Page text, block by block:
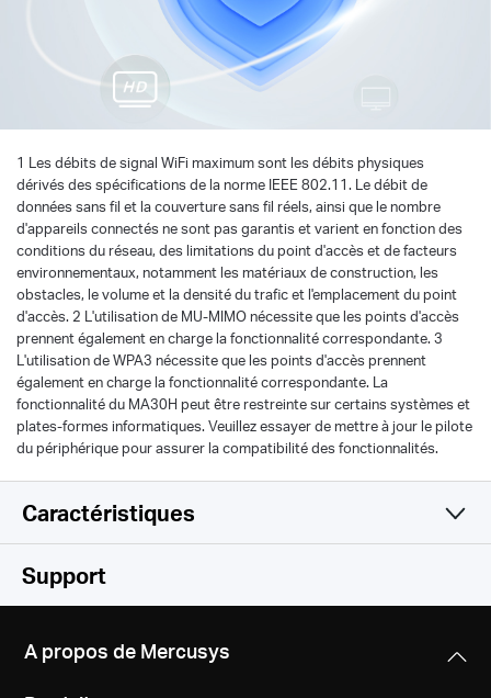
1 Les débits de signal WiFi maximum sont les débits physiques
dérivés des spécifications de la norme IEEE 802.11. Le débit de
données sans fil et la couverture sans fil réels, ainsi que le nombre
d'appareils connectés ne sont pas garantis et varient en fonction des
conditions du réseau, des limitations du point d'accès et de facteurs
environnementaux, notamment les matériaux de construction, les
obstacles, le volume et la densité du trafic et l'emplacement du point
d'accès. 2 L'utilisation de MU-MIMO nécessite que les points d'accès
prennent également en charge la fonctionnalité correspondante. 3
L'utilisation de WPA3 nécessite que les points d'accès prennent
également en charge la fonctionnalité correspondante. La
fonctionnalité du MA30H peut être restreinte sur certains systèmes et
plates-formes informatiques. Veuillez essayer de mettre à jour le pilote
du périphérique pour assurer la compatibilité des fonctionnalités.
Caractéristiques
WiFi
IEEE 802.11 a/n/ac 5 GHz
Autres
Support
A propos de Mercusys